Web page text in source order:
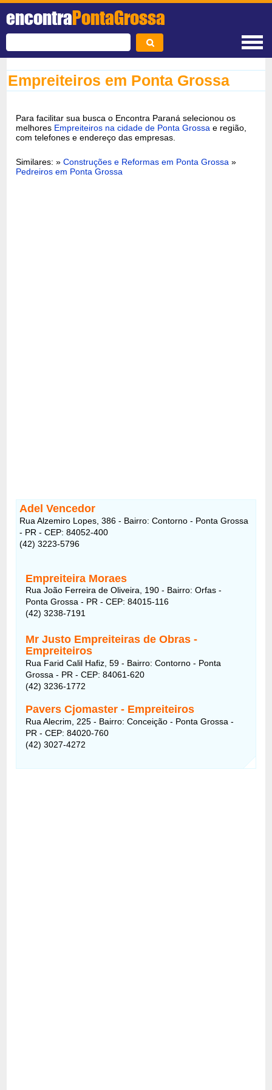
encontraPontaGrossa
Empreiteiros em Ponta Grossa
Para facilitar sua busca o Encontra Paraná selecionou os
melhores Empreiteiros na cidade de Ponta Grossa e região,
com telefones e endereço das empresas.
Similares: »Construções e Reformas em Ponta Grossa »
Pedreiros em Ponta Grossa
Adel Vencedor
Rua Alzemiro Lopes, 386 - Bairro: Contorno - Ponta Grossa
- PR - CEP: 84052-400
(42) 3223-5796
Empreiteira Moraes
Rua João Ferreira de Oliveira, 190 - Bairro: Orfas -
Ponta Grossa - PR - CEP: 84015-116
(42) 3238-7191
Mr Justo Empreiteiras de Obras -
Empreiteiros
Rua Farid Calil Hafiz, 59 - Bairro: Contorno - Ponta
Grossa - PR - CEP: 84061-620
(42) 3236-1772
Pavers Cjomaster - Empreiteiros
Rua Alecrim, 225 - Bairro: Conceição - Ponta Grossa -
PR - CEP: 84020-760
(42) 3027-4272